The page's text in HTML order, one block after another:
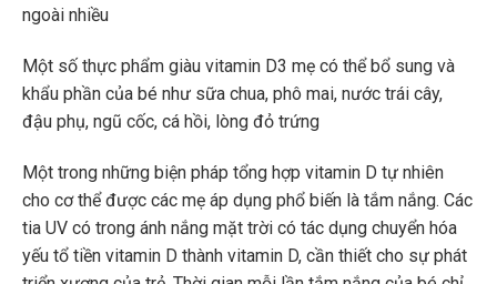
ngoài nhiều
Một số thực phẩm giàu vitamin D3 mẹ có thể bổ sung và
khẩu phần của bé như sữa chua, phô mai, nước trái cây,
đậu phụ, ngũ cốc, cá hồi, lòng đỏ trứng
Một trong những biện pháp tổng hợp vitamin D tự nhiên
cho cơ thể được các mẹ áp dụng phổ biến là tắm nắng. Các
tia UV có trong ánh nắng mặt trời có tác dụng chuyển hóa
yếu tổ tiền vitamin D thành vitamin D, cần thiết cho sự phát